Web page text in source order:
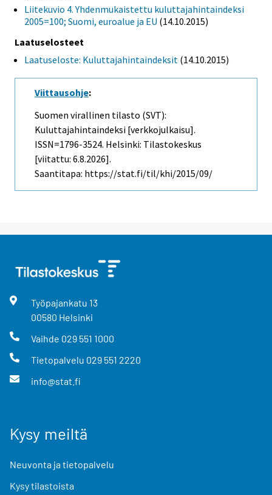
Liitekuvio 4. Yhdenmukaistettu kuluttajahintaindeksi
2005=100; Suomi, euroalue ja EU (14.10.2015)
Laatuselosteet
Laatuseloste: Kuluttajahintaindeksit (14.10.2015)
Viittausohje:
Suomen virallinen tilasto (SVT):
Kuluttajahintaindeksi [verkkojulkaisu].
ISSN=1796-3524. Helsinki: Tilastokeskus
[viitattu: 6.8.2026].
Saantitapa: https://stat.fi/til/khi/2015/09/
Työpajankatu 13
00580 Helsinki
Vaihde 029 551 1000
Tietopalvelu 029 551 2220
info@stat.fi
Kysy meiltä
Neuvonta ja tietopalvelu
Kysy tilastoista